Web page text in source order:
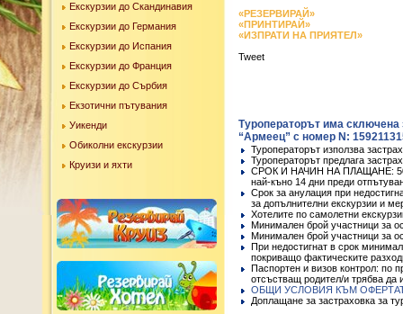
Екскурзии до Скандинавия
Екскурзии до Германия
Екскурзии до Испания
Екскурзии до Франция
Екскурзии до Сърбия
Екзотични пътувания
Уикенди
Обиколни екскурзии
Круизи и яхти
«РЕЗЕРВИРАЙ»
«ПРИНТИРАЙ»
«ИЗПРАТИ НА ПРИЯТЕЛ»
Tweet
Туроператорът има
“Армеец” с номер N:
Туроператорът използва
Туроператорът предлага
СРОК И НАЧИН НА ПЛАЩАНЕ: 50
най-къно 14 дни преди
Срок за анулация при
за допълнителни екскурзии и
Хотелите по самолетни
Минимален брой участници за
Минимален брой участници за
При недостигнат в срок
покриващо фактическите
Паспортен и визов контрол: по
отсъстващ родител/и трябва
ОБЩИ УСЛОВИЯ КЪМ
Доплащане за застраховка за